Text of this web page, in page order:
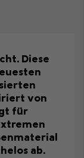
Diese
von
für
ab.